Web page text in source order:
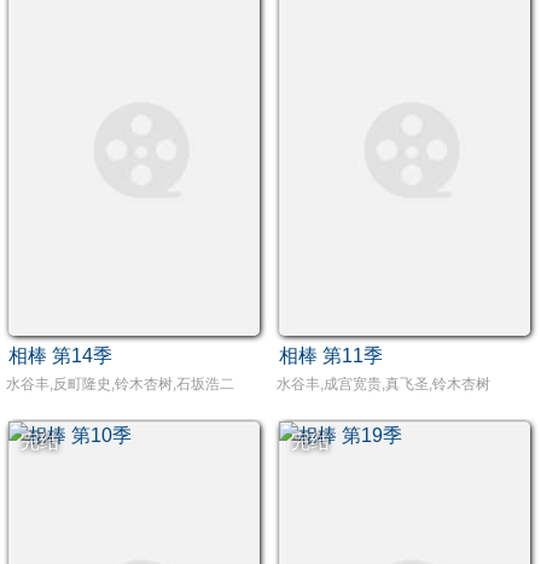
相棒 第14季
水谷丰,反町隆史,铃木杏树,石坂浩二
相棒 第11季
水谷丰,成宫宽贵,真飞圣,铃木杏树
完结 完结